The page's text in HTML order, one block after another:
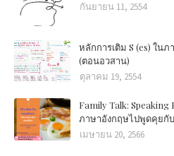
กันยายน 11, 2554
หลักการเติม S (es) ในภ
(ตอนอวสาน)
ตุลาคม 19, 2554
Family Talk: Speaking
ภาษาอังกฤษไปพูดคุยกั
เมษายน 20, 2566